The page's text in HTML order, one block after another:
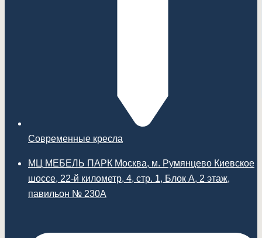
Современные кресла
МЦ МЕБЕЛЬ ПАРК Москва, м. Румянцево Киевское
шоссе, 22-й километр, 4, стр. 1, Блок А, 2 этаж,
павильон № 230А